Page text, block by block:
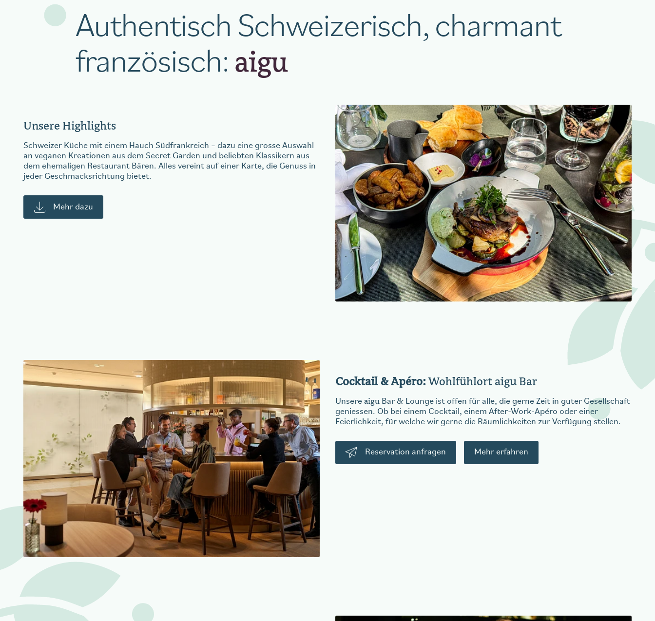
Authentisch Schweizerisch, charmant
französisch: aigu
Unsere Highlights
Schweizer Küche mit einem Hauch Südfrankreich – dazu eine grosse Auswahl
an veganen Kreationen aus dem Secret Garden und beliebten Klassikern aus
dem ehemaligen Restaurant Bären. Alles vereint auf einer Karte, die Genuss in
jeder Geschmacksrichtung bietet.
Mehr dazu
Cocktail & Apéro:Wohlfühlort aigu Bar
Unsere aiguBar & Lounge ist offen für alle, die gerne Zeit in guter Gesellschaft
geniessen. Ob bei einem Cocktail, einem After-Work-Apéro oder einer
Feierlichkeit, für welche wir gerne die Räumlichkeiten zur Verfügung stellen.
Reservation anfragen Mehr erfahren